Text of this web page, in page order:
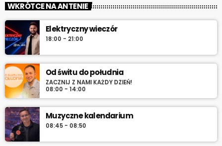
WKRÓTCE NA ANTENIE
Elektryczny wieczór
18:00 - 21:00
Od świtu do południa
ZACZNIJ Z NAMI KAŻDY DZIEŃ!
08:00 - 14:00
Muzyczne kalendarium
08:45 - 08:50